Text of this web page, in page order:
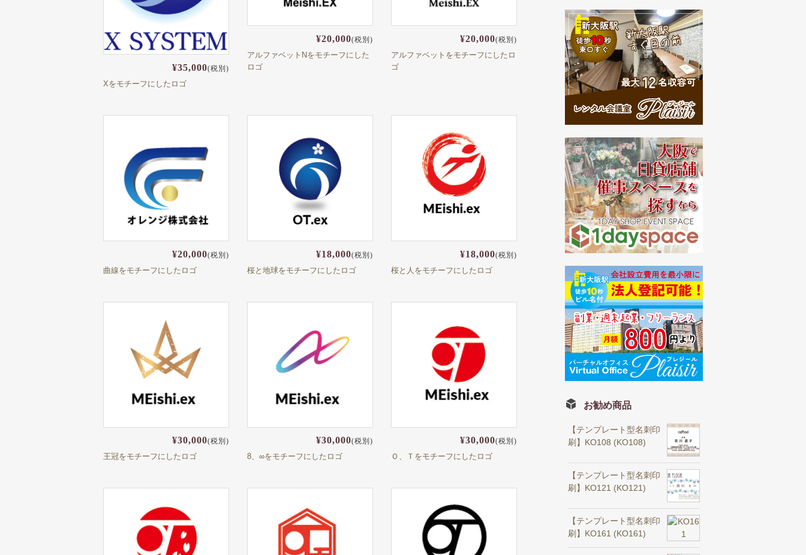
¥35,000(税別)
Xをモチーフにしたロゴ
¥20,000(税別)
アルファベットNをモチーフにした
ロゴ
¥20,000(税別)
アルファベットをモチーフにしたロ
ゴ
¥20,000(税別)
曲線をモチーフにしたロゴ
¥18,000(税別)
桜と地球をモチーフにしたロゴ
¥18,000(税別)
桜と人をモチーフにしたロゴ
¥30,000(税別)
王冠をモチーフにしたロゴ
¥30,000(税別)
8、∞をモチーフにしたロゴ
¥30,000(税別)
Ｏ、Ｔをモチーフにしたロゴ
お勧め商品
【テンプレート型名刺印
刷】KO108 (KO108)
【テンプレート型名刺印
刷】KO121 (KO121)
【テンプレート型名刺印
刷】KO161 (KO161)